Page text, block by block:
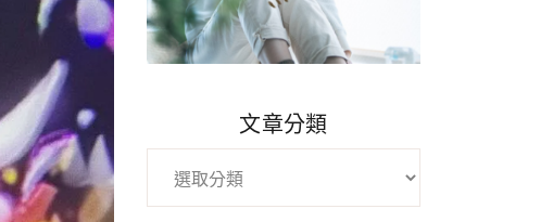
文章分類